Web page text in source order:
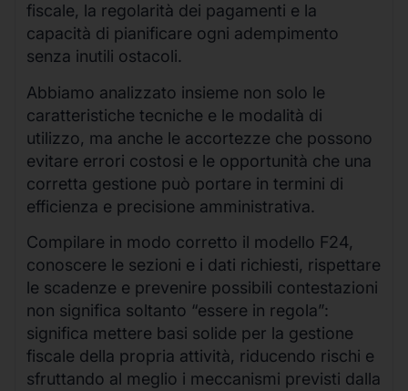
fiscale, la regolarità dei pagamenti e la
capacità di pianificare ogni adempimento
senza inutili ostacoli.
Abbiamo analizzato insieme non solo le
caratteristiche tecniche e le modalità di
utilizzo, ma anche le accortezze che possono
evitare errori costosi e le opportunità che una
corretta gestione può portare in termini di
efficienza e precisione amministrativa.
Compilare in modo corretto il modello F24,
conoscere le sezioni e i dati richiesti, rispettare
le scadenze e prevenire possibili contestazioni
non significa soltanto “essere in regola”:
significa mettere basi solide per la gestione
fiscale della propria attività, riducendo rischi e
sfruttando al meglio i meccanismi previsti dalla